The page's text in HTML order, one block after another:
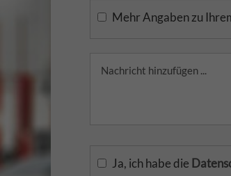
Mehr Angaben zu
Ja, ich habe die